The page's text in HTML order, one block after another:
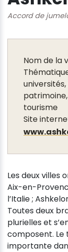
Accord de
Nom de la
tourisme
Site
Les deux villes
Aix-en-
l’Italie ;
Toutes deux
plurielles et
composent.
importante